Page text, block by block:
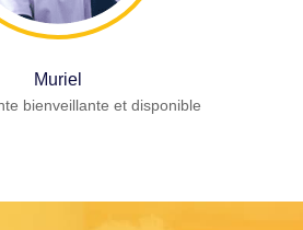
Muriel
bienveillante et disponible